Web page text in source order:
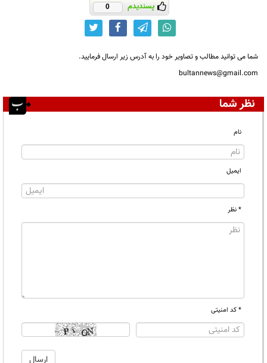
پسندیدم 0
شما می توانید مطالب و تصاویر خود را به آدرس زیر ارسال فرمایید.
bultannews@gmail.com
نظر شما
نام
ایمیل
* نظر
* کد امنیتی